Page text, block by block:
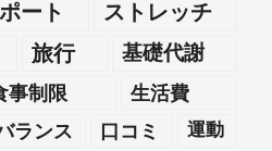
ート
ストレッチ
旅行 基礎代謝
事制限
生活費
ランス 口コミ
運動